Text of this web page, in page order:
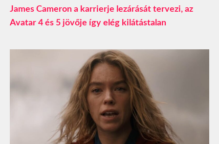
James Cameron a karrierje lezárását tervezi, az
Avatar 4 és 5 jövője így elég kilátástalan